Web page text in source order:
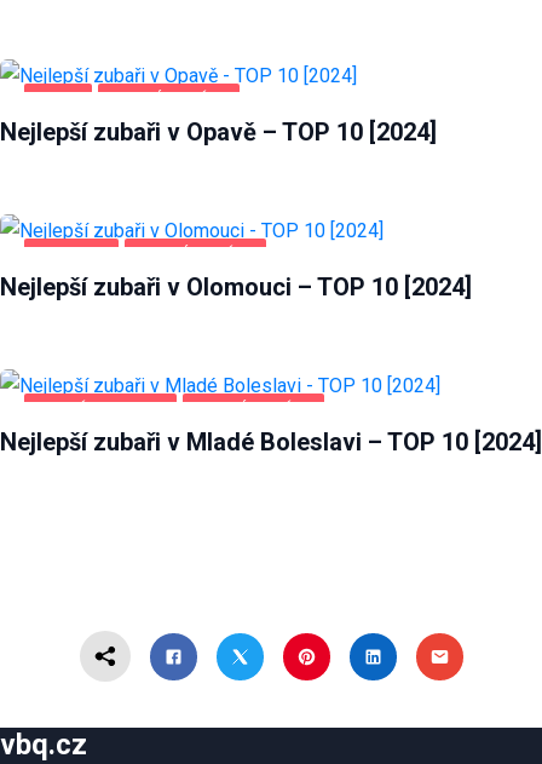
Nejlepší zubaři v Opavě – TOP 10 [2024]
Nejlepší zubaři v Olomouci – TOP 10 [2024]
Nejlepší zubaři v Mladé Boleslavi – TOP 10 [2024]
vbq.cz